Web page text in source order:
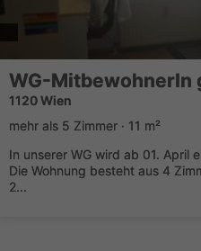
WG-MitbewohnerIn
1120 Wien
mehr als 5 Zimmer · 11 m²
In unserer WG wird ab 01. April
Die Wohnung besteht aus 4
2...